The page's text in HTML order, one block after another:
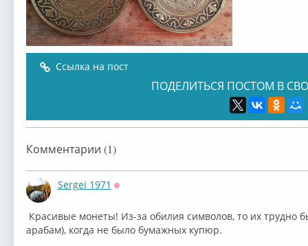
Ссылка на пост
ПОДЕЛИТЬСЯ ПОСТОМ В
Комментарии (1)
Sergei 1971
Красивые монеты! Из-за обилия символов, то их трудно
арабам), когда не было бумажных купюр.